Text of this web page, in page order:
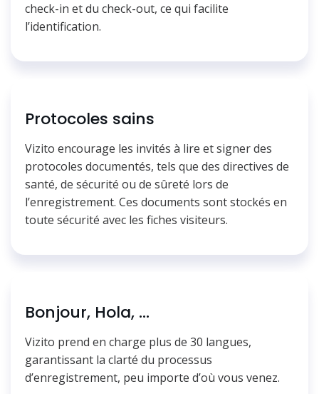
check-in et du check-out, ce qui facilite
l’identification.
Protocoles sains
Vizito encourage les invités à lire et signer des
protocoles documentés, tels que des directives de
santé, de sécurité ou de sûreté lors de
l’enregistrement. Ces documents sont stockés en
toute sécurité avec les fiches visiteurs.
Bonjour, Hola, ...
Vizito prend en charge plus de 30 langues,
garantissant la clarté du processus
d’enregistrement, peu importe d’où vous venez.